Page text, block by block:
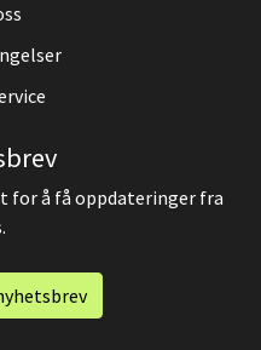
for å få oppdateringer fra